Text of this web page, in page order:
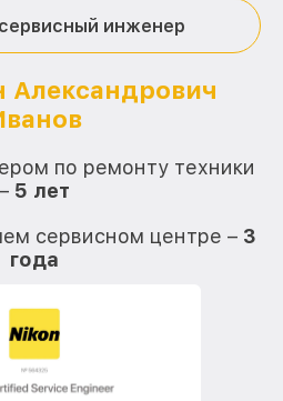
инженер
Александрович
по ремонту техники
– 5 лет
сервисном центре – 3
года